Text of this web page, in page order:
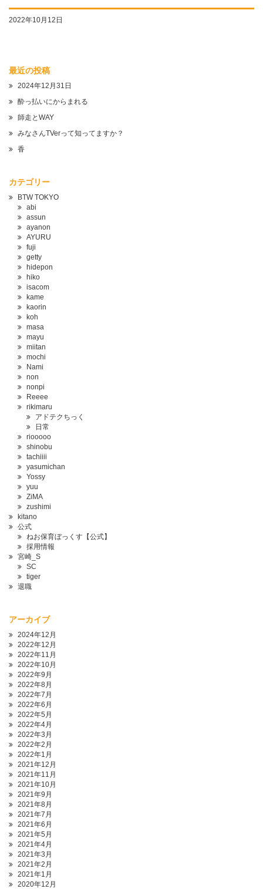
2022年10月12日
最近の投稿
2024年12月31日
酔っ払いにからまれる
師走とWAY
みなさんTVerって知ってますか？
香
カテゴリー
BTW TOKYO
abi
assun
ayanon
AYURU
fuji
getty
hidepon
hiko
isacom
kame
kaorin
koh
masa
mayu
miitan
mochi
Nami
non
nonpi
Reeee
rikimaru
アドテクちっく
日常
riooooo
shinobu
tachiiii
yasumichan
Yossy
yuu
ZiMA
zushimi
kitano
公式
ねお保育ぼっくす【公式】
採用情報
宮崎_S
SC
tiger
退職
アーカイブ
2024年12月
2022年12月
2022年11月
2022年10月
2022年9月
2022年8月
2022年7月
2022年6月
2022年5月
2022年4月
2022年3月
2022年2月
2022年1月
2021年12月
2021年11月
2021年10月
2021年9月
2021年8月
2021年7月
2021年6月
2021年5月
2021年4月
2021年3月
2021年2月
2021年1月
2020年12月